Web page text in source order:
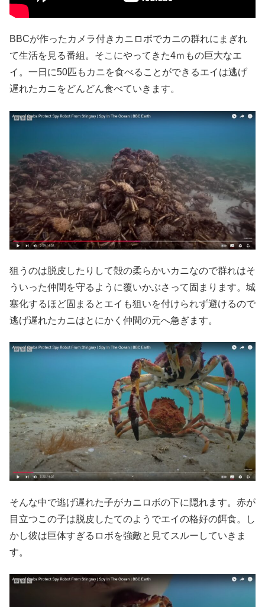
BBCが作ったカメラ付きカニロボでカニの群れにまぎれ
て生活を見る番組。そこにやってきた4ｍもの巨大なエ
イ。一日に50匹もカニを食べることができるエイは逃げ
遅れたカニをどんどん食べていきます。
狙うのは脱皮したりして殻の柔らかいカニなので群れはそ
ういった仲間を守るように覆いかぶさって固まります。城
塞化するほど固まるとエイも狙いを付けられず避けるので
逃げ遅れたカニはとにかく仲間の元へ急ぎます。
そんな中で逃げ遅れた子がカニロボの下に隠れます。赤が
目立つこの子は脱皮したてのようでエイの格好の餌食。し
かし彼は巨体すぎるロボを強敵と見てスルーしていきま
す。